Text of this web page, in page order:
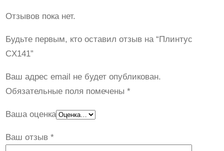
Отзывов пока нет.
Будьте первым, кто оставил отзыв на “Плинтус
CX141”
Ваш адрес email не будет опубликован.
Обязательные поля помечены *
Ваша оценка
Ваш отзыв *